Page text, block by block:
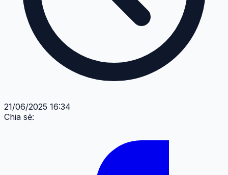
21/06/2025 16:34
Chia sẻ: